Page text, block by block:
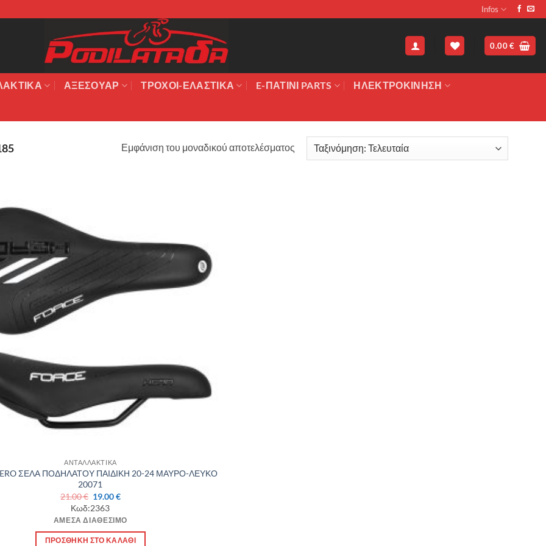
Infos
0.00€
ΑΞΕΣΟΥΆΡ ΤΡΟΧΟΙ-ΕΛΑΣΤΙΚΑ E-ΠΑΤΙΝΙ PARTS ΗΛΕΚΤΡΟΚΙΝΗΣΗ
Εμφάνιση του μοναδικού αποτελέσματος
ΑΝΤΑΛΛΑΚΤΙΚΑ
ΣΕΛΑ ΠΟΔΗΛΑΤΟΥ ΠΑΙΔΙΚΗ 20-24 ΜΑΥΡΟ-ΛΕΥΚΟ
20071
21.00€ Original
price
was:
21.00 €.
19.00€Η
είναι:
19.00 €.
Κωδ:2363
ΆΜΕΣΑ ΔΙΑΘΈΣΙΜΟ
ΠΡΟΣΘΉΚΗ ΣΤΟ ΚΑΛΆΘΙ